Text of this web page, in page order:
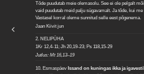
Tõde puudutab meie olemasolu. See ei ole pelgalt
vaid puudutab meid palju sügavamalt. Ja tõde, kui
Vastasel korral oleme sunnitud selle eest põgenema.
Jaan Kiivit jun
2. NELIPÜHA
1Kr 12,4-11; Jh 20,19-23; Ps 118,15-29
Jutlus: Mt 16,13–19
10. Esmaspäev Issand on kuningas ikka ja